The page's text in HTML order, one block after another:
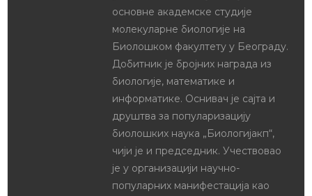
основне академске студије
молекуларне биологије на
Биолошком факултету у Београду.
Добитник је бројних награда из
биологије, математике и
информатике. Оснивач је сајта и
друштва за популаризацију
биолошких наука „Биологијакп“,
чији је и председник. Учествовао
је у организацији научно-
популарних манифестација као